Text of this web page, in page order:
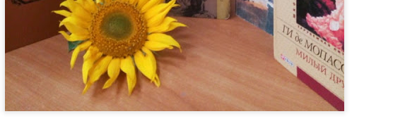
Десерт
«Шлях до вершин» Андерс Ерікссон.
Якщо ви мрієте досягти вершин професіоналізму, є дві новини - приємна й не надто.
якщо ви присвятите певній справі дуже багато часу, немає гарантії, що рухатиметеся
формула «10 тисяч годин, щоб стати експертом» є неефективною, стверджує психолог
Приємна новина в тому, що шлях до вершини існує й дістатися туди може будь-хто.
Психолог протягом 30 років вивчав історії видатних людей із різних сфер - олімпійських
піаністів-віртуозів - та дійшов висновку, що таємниця криється у здатності обрати
вмінні сконцентруватися на потрібних навичках.